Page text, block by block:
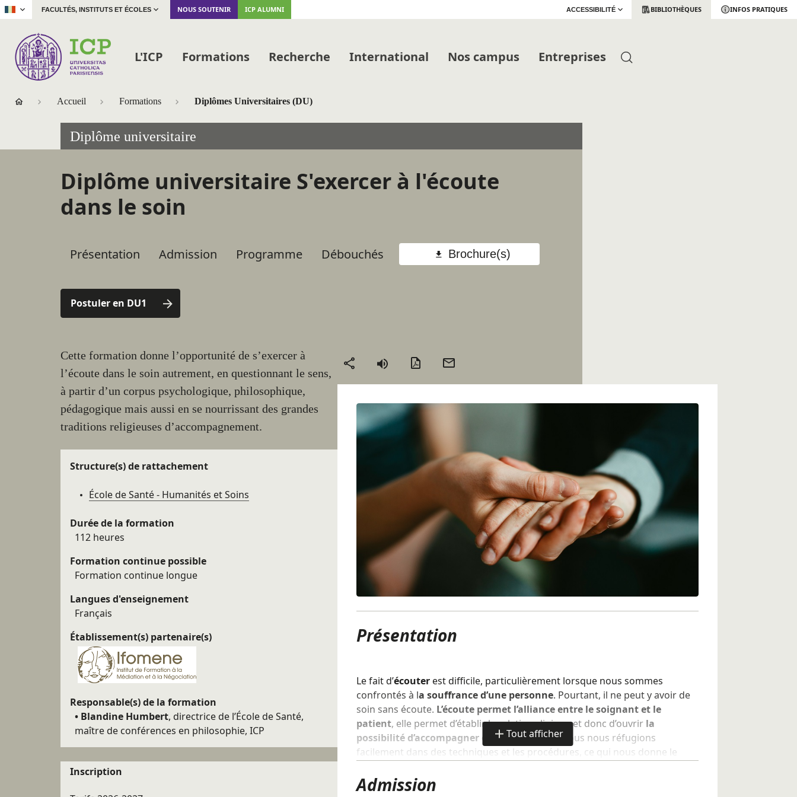
| FACULTÉS, INSTITUTS ET ÉCOLES NOUS SOUTENIR ICP ALUMNI ACCESSIBILITÉ BIBLIOTHÈQUES INFOS PRATIQUES
L'ICP Formations Recherche International Nos campus Entreprises
Accueil Formations Diplômes Universitaires (DU)
Diplôme universitaire
Diplôme universitaire S'exercer à l'écoute
dans le soin
Accéder
sections
de la
Présentation Admission Programme Débouchés
Call to
Brochure(s)
Postuler en DU1
Résumé
Cette formation donne l’opportunité de s’exercer à
l’écoute dans le soin autrement, en questionnant le sens,
à partir d’un corpus psychologique, philosophique,
pédagogique mais aussi en se nourrissant des grandes
traditions religieuses d’accompagnement.
Structure(s) de rattachement
École de Santé - Humanités et Soins
Durée de la formation
112 heures
Formation continue possible
Formation continue longue
Langues d'enseignement
Français
Établissement(s) partenaire(s)
Responsable(s) de la formation
• Blandine Humbert, directrice de l’École de Santé,
maître de conférences en philosophie, ICP
Inscription
Partager
Version
Présentation
Le fait d’écouter est difficile, particulièrement lorsque nous sommes
confrontés à la souffrance d’une personne. Pourtant, il ne peut y avoir de
soin sans écoute. L’écoute permet l’alliance entre le soignant et le
patient, elle permet d’établir la relation clinique et donc d’ouvrir la
possibilité d’accompagner et de soigner. Or, nous nous réfugions
facilement dans des techniques et les procédures, ce qui nous donne le
Tout afficher
de
détails
Admission